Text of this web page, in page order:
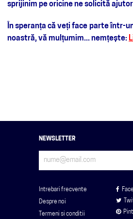
sprijinim pe oricine ne solicită
În speranța că veți face parte într-
noastră, vă mulțumim... nemțește:
NEWSLETTER
Intrebari frecvente
Despre noi
Termeni si conditii